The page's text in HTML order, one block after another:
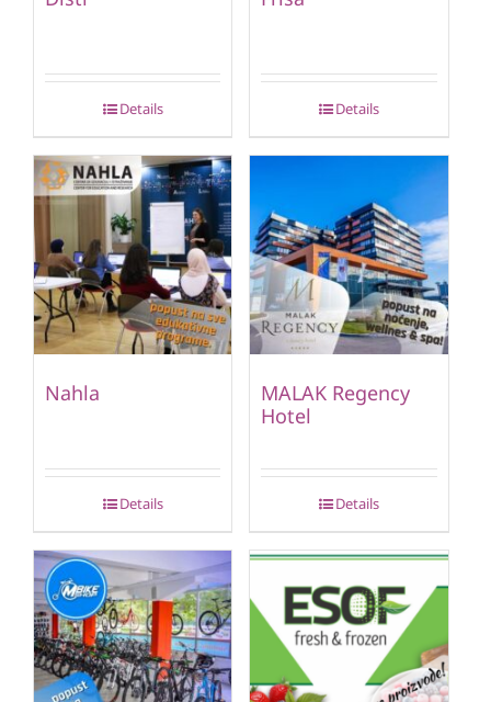
Details Details
Nahla
Details
MALAK Regency
Hotel
Details